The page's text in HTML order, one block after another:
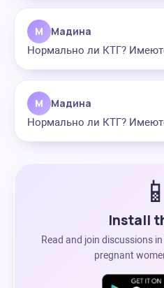
М Мадина
Нормально ли КТГ?
М Мадина
Нормально ли КТГ?
📱
Install
Read and join discussions
pregnant